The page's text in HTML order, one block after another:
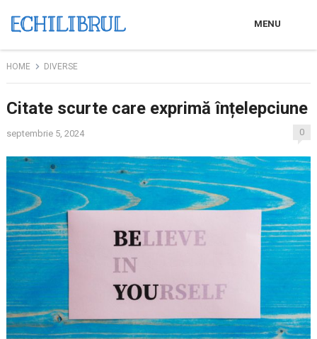
MENU
HOME DIVERSE
Citate scurte care exprimă înțelepciune
septembrie 5, 2024 0